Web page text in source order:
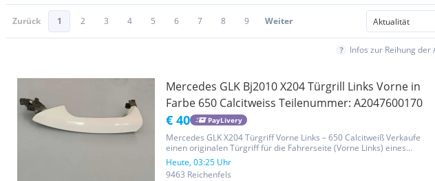
Zurück 1 2 3 4 5 6 7 8 9 Weiter
Infos zur Reihung der
Mercedes GLK Bj2010 X204 Türgrill Links Vorne in
Farbe 650 Calcitweiss Teilenummer: A2047600170
€ 40 PayLivery
Mercedes GLK X204 Türgriff Vorne Links – 650 Calcitweiß Verkaufe
einen originalen Türgriff für die Fahrerseite (Vorne Links) eines
Mercedes-Benz GLK (Baureihe X204) . Der Griff ist im originalen
Mercedes-Farbton 650 Calcitweiß lackiert. Details:...
Heute, 03:25 Uhr
9463 Reichenfels